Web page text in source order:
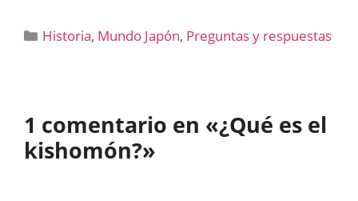
Categorías
Historia, Mundo Japón, Preguntas y respuestas
1 comentario en «¿Qué es el
kishomón?»